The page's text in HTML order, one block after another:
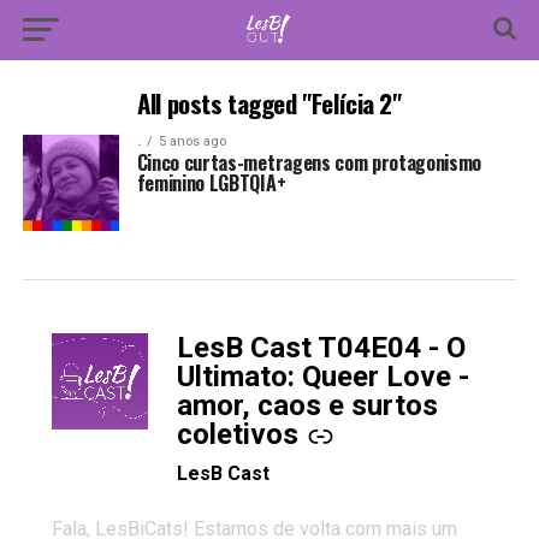
All posts tagged "Felícia 2"
. 5 anos ago
Cinco curtas-metragens com protagonismo
feminino LGBTQIA+
LesB Cast T04E04 - O
Ultimato: Queer Love -
amor, caos e surtos
coletivos
-
LesB Cast
Fala, LesBiCats! Estamos de volta com mais um